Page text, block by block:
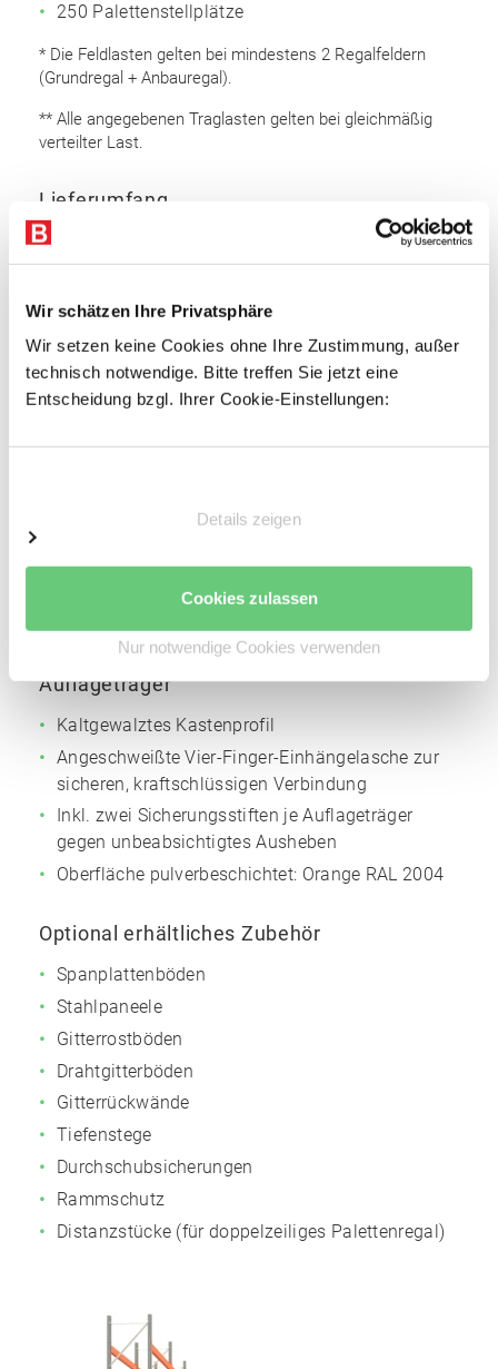
Wir schätzen Ihre Privatsphäre
Wir setzen keine Cookies ohne Ihre Zustimmung, außer
technisch notwendige. Bitte treffen Sie jetzt eine
Entscheidung bzgl. Ihrer Cookie-Einstellungen:
Details zeigen
Cookies zulassen
Nur notwendige Cookies verwenden
250 Palettenstellplätze
* Die Feldlasten gelten bei mindestens 2 Regalfeldern
(Grundregal + Anbauregal).
** Alle angegebenen Traglasten gelten bei gleichmäßig
verteilter Last.
Lieferumfang
Bodenanker
Sicherungsstifte
Rahmen
Höhenverstellraster für die Trägerholme: 50 mm
Oberfläche pulverbeschichtet:Silbergrau
Auflageträger
Kaltgewalztes Kastenprofil
Angeschweißte Vier-Finger-Einhängelasche zur
sicheren, kraftschlüssigen Verbindung
Inkl. zwei Sicherungsstiften je Auflageträger
gegen unbeabsichtigtes Ausheben
Oberfläche pulverbeschichtet: Orange RAL 2004
Optional erhältliches Zubehör
Spanplattenböden
Stahlpaneele
Gitterrostböden
Drahtgitterböden
Gitterrückwände
Tiefenstege
Durchschubsicherungen
Rammschutz
Distanzstücke (für doppelzeiliges Palettenregal)